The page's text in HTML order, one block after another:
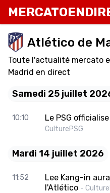
Atlético de
Toute l'actualité mercato
Madrid en direct
Samedi 25 juillet
10:10 Le PSG
CulturePSG
Mardi 14 juillet 2026
11:52
Lee Kang-in
l'Atlético -